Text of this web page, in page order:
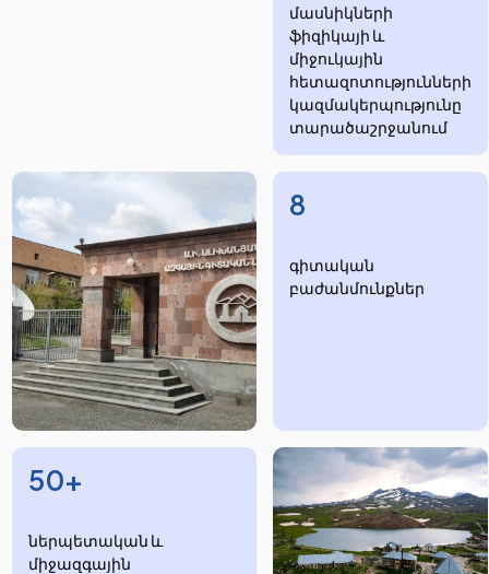
մասնիկների
ֆիզիկայի և
միջուկային
հետազոտությունների
​​​​կազմակերպությունը
տարածաշրջանում
8
​​​գիտական
բաժանմունքներ
50+
ներպետական և
միջազգային